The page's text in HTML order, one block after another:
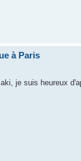
à Paris
je suis heureux